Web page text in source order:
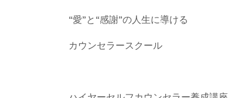
“愛”と“感謝”の人生に導ける
カウンセラースクール